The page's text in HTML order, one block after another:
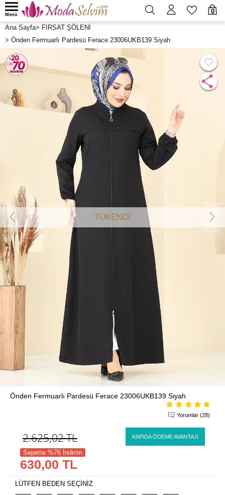
0
Menü
Ana Sayfa> FIRSAT ŞÖLENİ
> Önden Fermuarlı Pardesü Ferace 23006UKB139 Siyah
TÜKENDİ
Önden Fermuarlı Pardesü Ferace 23006UKB139 Siyah
Yorumlar (28)
2.625,02TL KAPIDA ÖDEME AVANTAJI
Sepette %76 İndirim
630,00 TL
LÜTFEN BEDEN SEÇİNİZ